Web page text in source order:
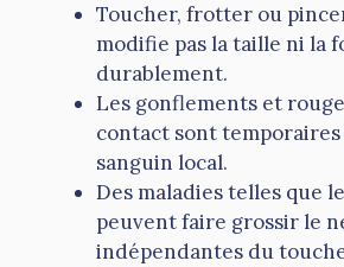
Toucher, frotter ou
modifie pas la taille ni la
durablement.
Les gonflements et
contact sont temporaires
sanguin local.
Des maladies telles que
peuvent faire grossir le
indépendantes du